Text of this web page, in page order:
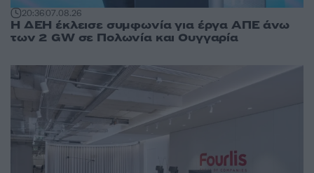
20:3607.08.26
Η ΔΕΗ έκλεισε συμφωνία για έργα ΑΠΕ άνω
των 2 GW σε Πολωνία και Ουγγαρία